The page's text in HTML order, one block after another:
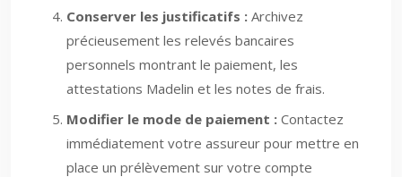
Conserver les justificatifs : Archivez
précieusement les relevés bancaires
personnels montrant le paiement, les
attestations Madelin et les notes de frais.
Modifier le mode de paiement : Contactez
immédiatement votre assureur pour mettre en
place un prélèvement sur votre compte